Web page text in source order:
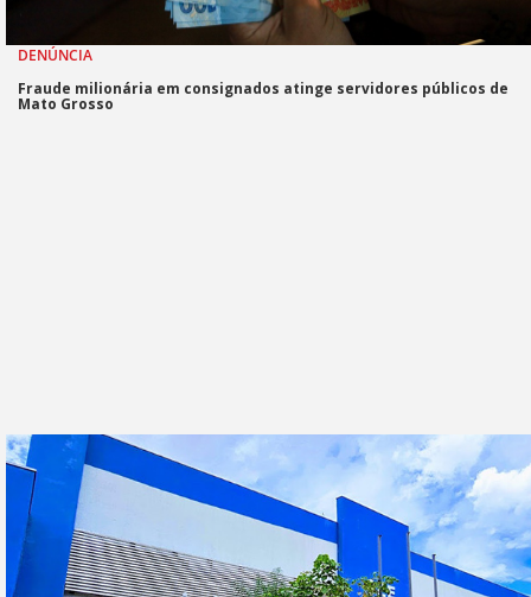
DENÚNCIA
Fraude milionária em consignados atinge servidores públicos de
Mato Grosso